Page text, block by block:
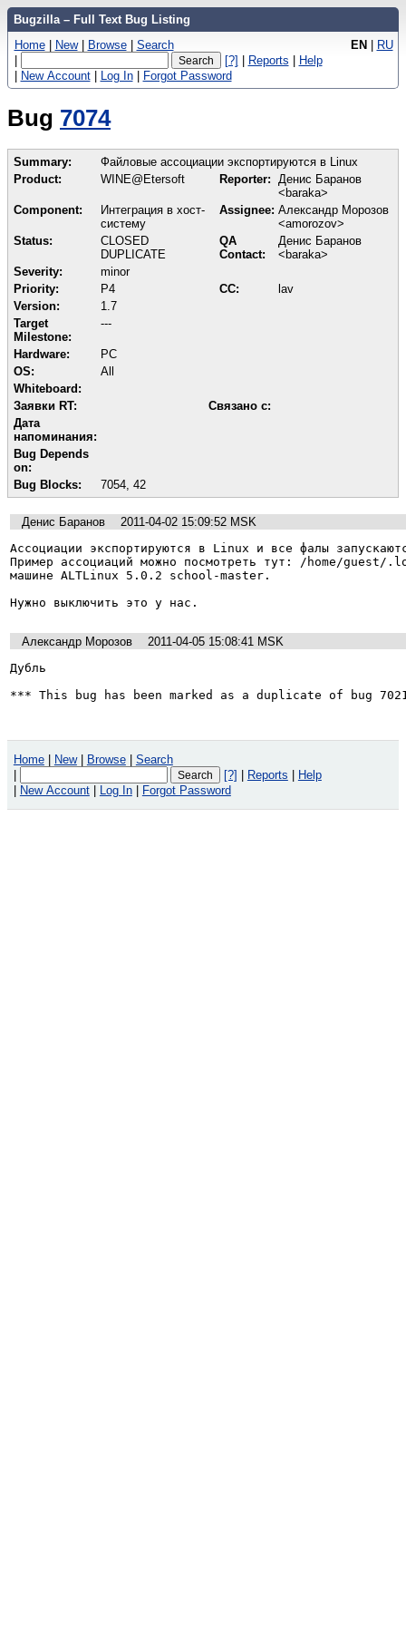
Bugzilla – Full Text Bug Listing
EN | RU
Home | New | Browse | Search
|
[?] | Reports | Help
| New Account | Log In | Forgot Password
Bug 7074
Summary:
Файловые ассоциации экспортируются в Linux
Product:
WINE@Etersoft Reporter:
Денис Баранов
<baraka>
Component:
Интеграция в хост-
систему
Assignee: Александр Морозов
<amorozov>
Status:
CLOSED
DUPLICATE
QA
Contact:
Денис Баранов
<baraka>
Severity:
minor
Priority:
P4 CC:
lav
Version:
1.7
Target
Milestone:
---
Hardware:
PC
OS:
All
Whiteboard:
Заявки RT:
Связано с:
Дата
напоминания:
Bug Depends
on:
Bug Blocks:
7054 42
Денис Баранов
2011-04-02 15:09:52 MSK
Ассоциации экспортируются в Linux и все фалы
Пример ассоциаций можно посмотреть тут: /home/
машине ALTLinux 5.0.2 school-master.
Нужно выключить это у нас.
Александр Морозов
2011-04-05 15:08:41 MSK
Дубль
*** This bug has been marked as a duplicate of bug
Home New Browse
Search
[?] Reports
Help
New Account Log In Forgot Password